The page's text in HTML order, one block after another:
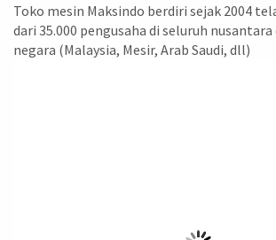
Toko mesin Maksindo berdiri sejak 2004
dari 35.000 pengusaha di seluruh
negara (Malaysia, Mesir, Arab Saudi, dll)